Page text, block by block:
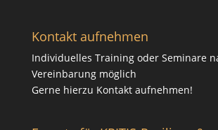
Kontakt aufnehmen
Individuelles Training oder Seminare
Vereinbarung möglich
Gerne hierzu Kontaktaufnehmen!